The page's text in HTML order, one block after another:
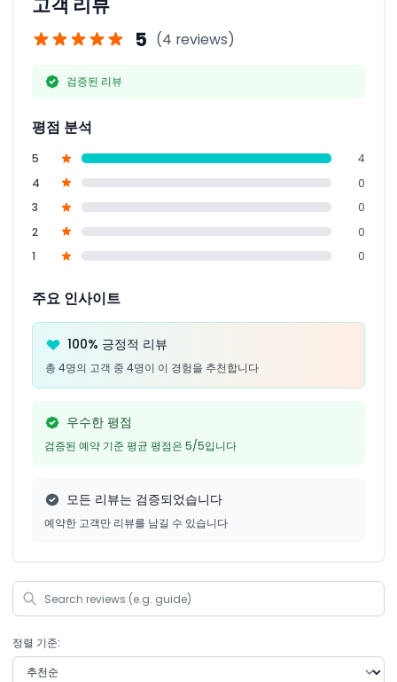
5 (4 reviews)
검증된 리뷰
평점 분석
5
4
4
0
3
0
2
0
1
0
주요 인사이트
100% 긍정적 리뷰
총 4명의 고객 중 4명이 이 경험을 추천합니다
우수한 평점
검증된 예약 기준 평균 평점은 5/5입니다
모든 리뷰는 검증되었습니다
예약한 고객만 리뷰를 남길 수 있습니다
정렬 기준: